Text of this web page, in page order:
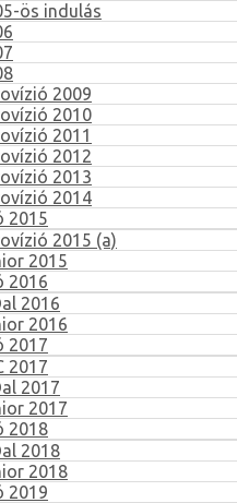
ös indulás
2009
2010
2011
2012
2013
2014
2015
2015 (a)
2015
2016
2016
2016
2017
2017
2017
2017
2018
2018
2018
2019